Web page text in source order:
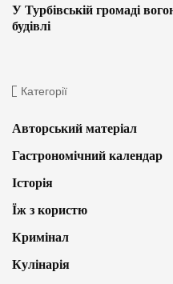
У Турбівській громаді
будівлі
Категорії
Авторський матеріал
Гастрономічний календар
Історія
Їж з користю
Кримінал
Кулінарія